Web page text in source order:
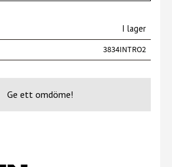
I lager
3834INTRO2
Ge ett omdöme!